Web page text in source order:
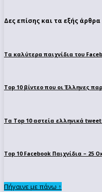
Δες επίσης και τα εξής άρθρα
Τα καλύτερα παιχνίδια του
Top 10 βίντεο που οι Έλληνες
Τα Top 10 αστεία ελληνικά
Top 10 Facebook Παιχνίδια – 25
Πήγαινε με πάνω ↑